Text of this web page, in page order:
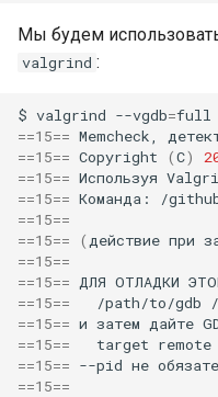
xxhash
Мы будем
valgrind :
$ valgrind --vgdb=full
==15== Memcheck,
==15== Copyright (C)
==15== Используя
==15== Команда: /
==15==
==15== ( действие при
==15==
==15== ДЛЯ ОТЛАДКИ
==15==
/path/to/gdb
==15== и затем дайте
==15== target remote
==15== --pid не
==15==